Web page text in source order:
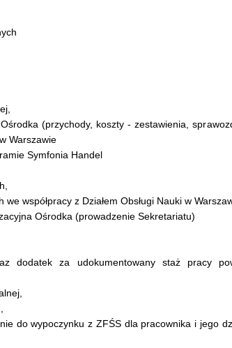
(przychody, koszty - zestawienia,
Warszawie
Symfonia Handel
współpracy z Działem Obsługi Nauki w
Ośrodka (prowadzenie Sekretariatu)
dodatek za udokumentowany staż pracy
do wypoczynku z ZFŚS dla pracownika i jego